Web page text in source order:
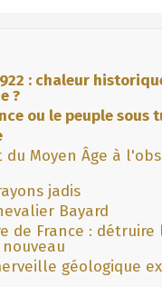
: chaleur
?
ou le peuple sous
Moyen Âge à
jadis
Bayard
de France : détruire
géologique